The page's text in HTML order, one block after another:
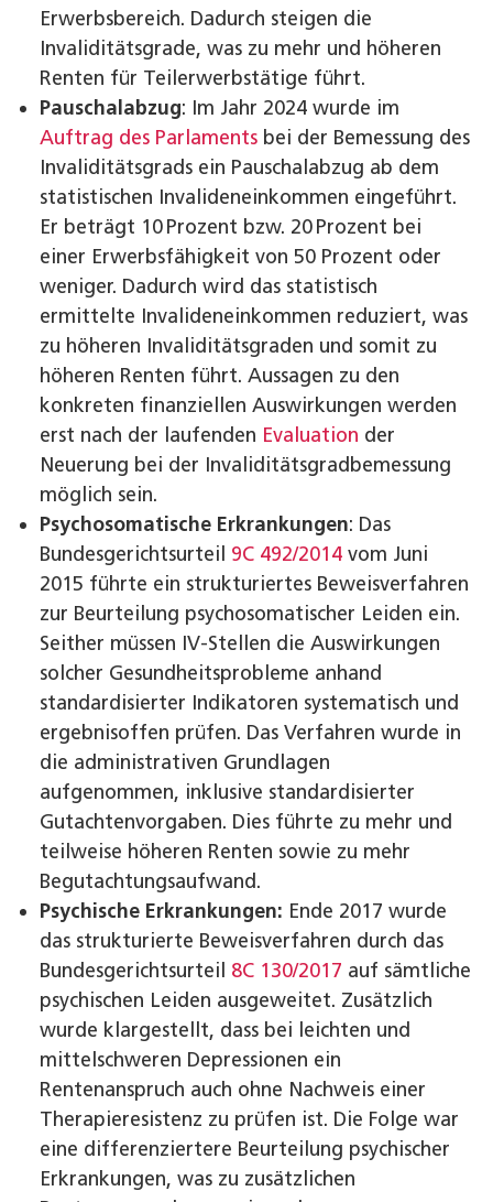
Erwerbsbereich. Dadurch steigen die
Invaliditätsgrade, was zu mehr und höheren
Renten für Teilerwerbstätige führt.
Pauschalabzug: Im Jahr 2024 wurde im
Auftrag des Parlaments bei der Bemessung des
Invaliditätsgrads ein Pauschalabzug ab dem
statistischen Invalideneinkommen eingeführt.
Er beträgt 10 Prozent bzw. 20 Prozent bei
einer Erwerbsfähigkeit von 50 Prozent oder
weniger. Dadurch wird das statistisch
ermittelte Invalideneinkommen reduziert, was
zu höheren Invaliditätsgraden und somit zu
höheren Renten führt. Aussagen zu den
konkreten finanziellen Auswirkungen werden
erst nach der laufenden Evaluation der
Neuerung bei der Invaliditätsgradbemessung
möglich sein.
Psychosomatische Erkrankungen: Das
Bundesgerichtsurteil 9C 492/2014 vom Juni
2015 führte ein strukturiertes Beweisverfahren
zur Beurteilung psychosomatischer Leiden ein.
Seither müssen IV‑Stellen die Auswirkungen
solcher Gesundheitsprobleme anhand
standardisierter Indikatoren systematisch und
ergebnisoffen prüfen. Das Verfahren wurde in
die administrativen Grundlagen
aufgenommen, inklusive standardisierter
Gutachtenvorgaben. Dies führte zu mehr und
teilweise höheren Renten sowie zu mehr
Begutachtungsaufwand.
Psychische Erkrankungen: Ende 2017 wurde
das strukturierte Beweisverfahren durch das
Bundesgerichtsurteil 8C 130/2017 auf sämtliche
psychischen Leiden ausgeweitet. Zusätzlich
wurde klargestellt, dass bei leichten und
mittelschweren Depressionen ein
Rentenanspruch auch ohne Nachweis einer
Therapieresistenz zu prüfen ist. Die Folge war
eine differenziertere Beurteilung psychischer
Erkrankungen, was zu zusätzlichen